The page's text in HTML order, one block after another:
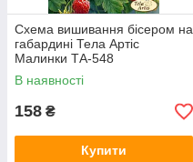
Схема вишивання бісером на
габардині Тела Артіс
Малинки ТА-548
В наявності
158 ₴
Купити